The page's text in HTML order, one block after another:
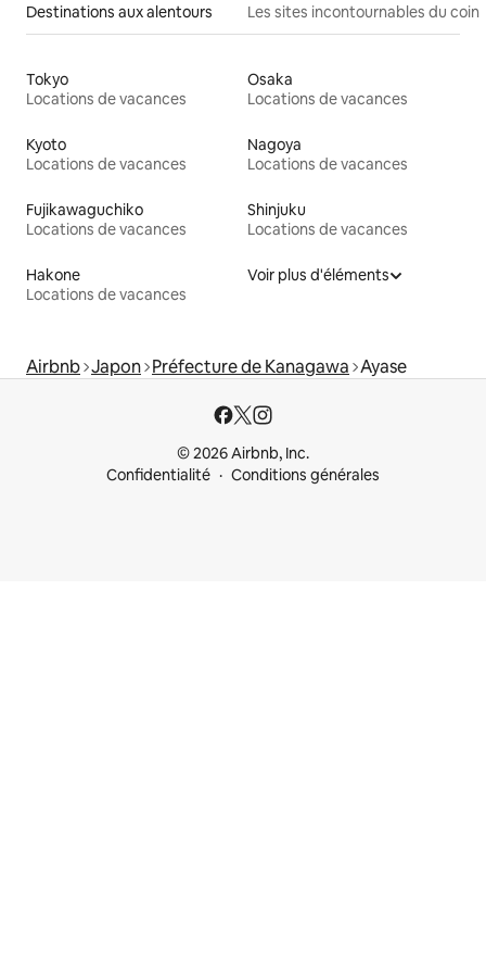
Destinations aux alentours Les sites incontournables du coin
Tokyo
Locations de vacances
Osaka
Locations de vacances
Kyoto
Locations de vacances
Nagoya
Locations de vacances
Fujikawaguchiko
Locations de vacances
Shinjuku
Locations de vacances
Hakone
Locations de vacances
Voir plus d'éléments
Airbnb Japon Préfecture de Kanagawa Ayase
© 2026 Airbnb, Inc.
Confidentialité
Conditions générales